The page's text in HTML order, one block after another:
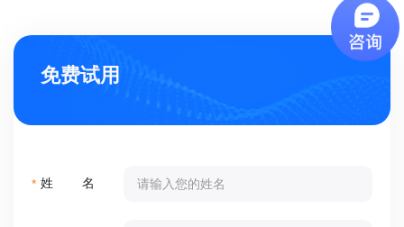
免费试用
* 姓 名